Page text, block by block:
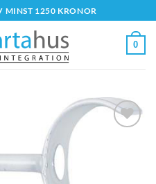
MINST 1250 KRONOR
0